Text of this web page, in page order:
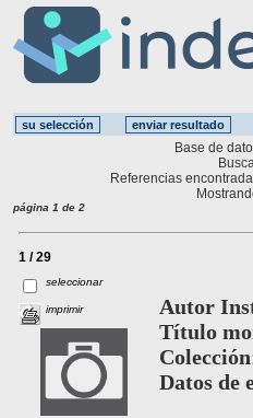
Base de
Referencias
página 1 de 2
1 / 29
seleccionar
imprimir Autor
Título
Colección
Datos de